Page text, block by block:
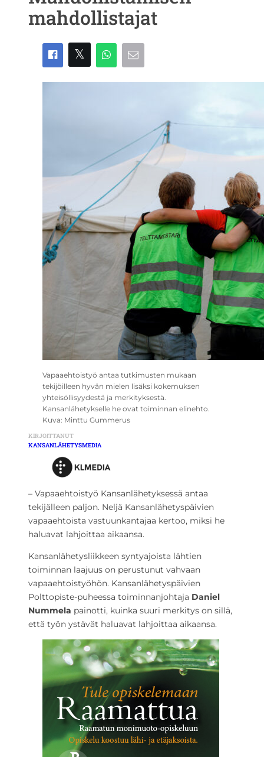
mahdollistajat
Vapaaehtoistyö antaa tutkimusten mukaan
tekijöilleen hyvän mielen lisäksi kokemuksen
yhteisöllisyydestä ja merkityksestä.
Kansanlähetykselle he ovat toiminnan elinehto.
Kuva: Minttu Gummerus
KIRJOITTANUT
KANSANLÄHETYSMEDIA
– Vapaaehtoistyö Kansanlähetyksessä antaa
tekijälleen paljon. Neljä Kansanlähetyspäivien
vapaaehtoista vastuunkantajaa kertoo, miksi he
haluavat lahjoittaa aikaansa.
Kansanlähetysliikkeen syntyajoista lähtien
toiminnan laajuus on perustunut vahvaan
vapaaehtoistyöhön. Kansanlähetyspäivien
Polttopiste-puheessa toiminnanjohtaja Daniel
Nummela painotti, kuinka suuri merkitys on sillä,
että työn ystävät haluavat lahjoittaa aikaansa.